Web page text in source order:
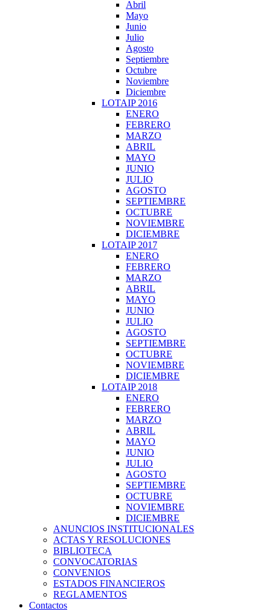
Abril
Mayo
Junio
Julio
Agosto
Septiembre
Octubre
Noviembre
Diciembre
LOTAIP 2016
ENERO
FEBRERO
MARZO
ABRIL
MAYO
JUNIO
JULIO
AGOSTO
SEPTIEMBRE
OCTUBRE
NOVIEMBRE
DICIEMBRE
LOTAIP 2017
ENERO
FEBRERO
MARZO
ABRIL
MAYO
JUNIO
JULIO
AGOSTO
SEPTIEMBRE
OCTUBRE
NOVIEMBRE
DICIEMBRE
LOTAIP 2018
ENERO
FEBRERO
MARZO
ABRIL
MAYO
JUNIO
JULIO
AGOSTO
SEPTIEMBRE
OCTUBRE
NOVIEMBRE
DICIEMBRE
ANUNCIOS INSTITUCIONALES
ACTAS Y RESOLUCIONES
BIBLIOTECA
CONVOCATORIAS
CONVENIOS
ESTADOS FINANCIEROS
REGLAMENTOS
Contactos